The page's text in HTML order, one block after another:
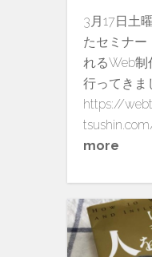
3月17日土
たセミナー
れるWeb制
行ってきま
https://
more